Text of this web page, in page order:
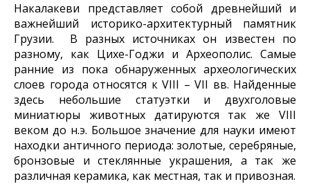
Накалакеви представляет собой древнейший и
важнейший историко-архитектурный памятник
Грузии. В разных источниках он известен по
разному, как Цихе-Годжи и Археополис. Самые
ранние из пока обнаруженных археологических
слоев города относятся к VIII – VII вв. Найденные
здесь небольшие статуэтки и двухголовые
миниатюры животных датируются так же VIII
веком до н.э. Большое значение для науки имеют
находки античного периода: золотые, серебряные,
бронзовые и стеклянные украшения, а так же
различная керамика, как местная, так и привозная.